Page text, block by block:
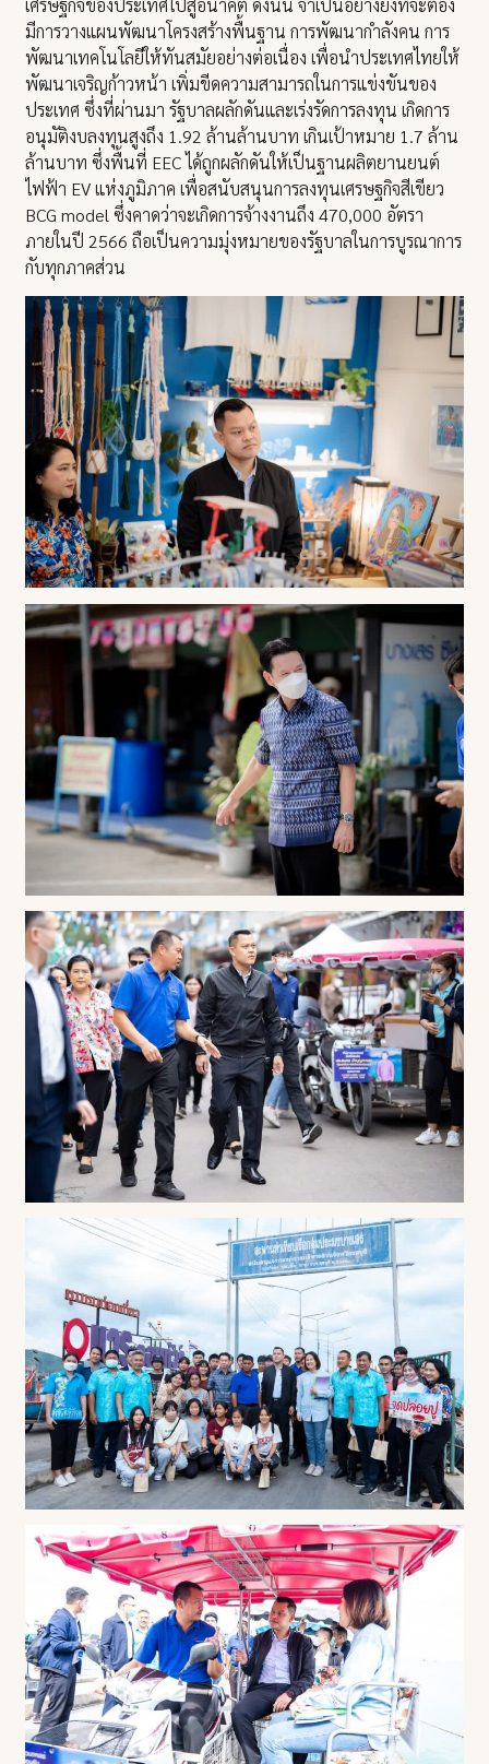
เศรษฐกิจของประเทศไปสู่อนาคต ดังนั้น จำเป็นอย่างยิ่งที่จะต้อง
มีการวางแผนพัฒนาโครงสร้างพื้นฐาน การพัฒนากำลังคน การ
พัฒนาเทคโนโลยีให้ทันสมัยอย่างต่อเนื่อง เพื่อนำประเทศไทยให้
พัฒนาเจริญก้าวหน้า เพิ่มขีดความสามารถในการแข่งขันของ
ประเทศ ซึ่งที่ผ่านมา รัฐบาลผลักดันและเร่งรัดการลงทุน เกิดการ
อนุมัติงบลงทุนสูงถึง 1.92 ล้านล้านบาท เกินเป้าหมาย 1.7 ล้าน
ล้านบาท ซึ่งพื้นที่ EEC ได้ถูกผลักดันให้เป็นฐานผลิตยานยนต์
ไฟฟ้า EV แห่งภูมิภาค เพื่อสนับสนุนการลงทุนเศรษฐกิจสีเขียว
BCG model ซึ่งคาดว่าจะเกิดการจ้างงานถึง 470,000 อัตรา
ภายในปี 2566 ถือเป็นความมุ่งหมายของรัฐบาลในการบูรณาการ
กับทุกภาคส่วน